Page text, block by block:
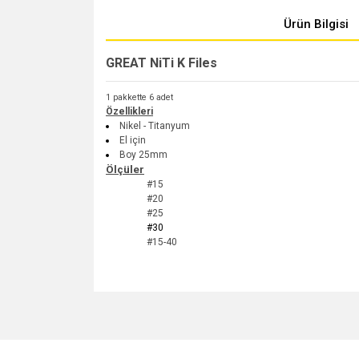
Ürün Bilgisi
GREAT NiTi K Files
1 pakkette 6 adet
Özellikleri
Nikel - Titanyum
El için
Boy 25mm
Ölçüler
#15
#20
#25
#30
#15-40